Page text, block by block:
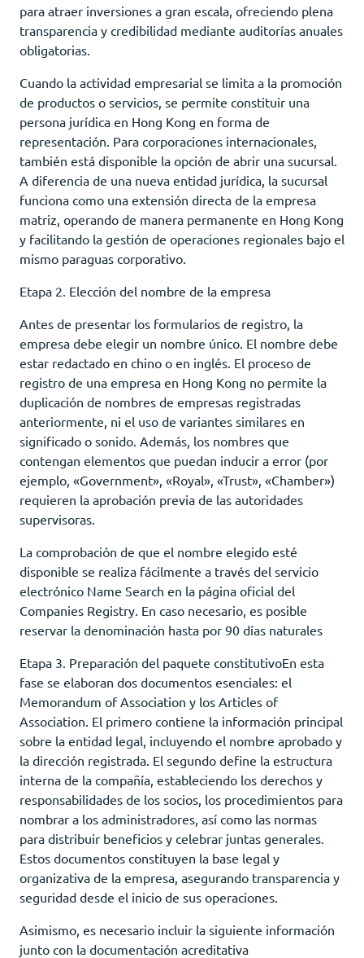
para atraer inversiones a gran escala, ofreciendo plena
transparencia y credibilidad mediante auditorías anuales
obligatorias.
Cuando la actividad empresarial se limita a la promoción
de productos o servicios, se permite constituir una
persona jurídica en Hong Kong en forma de
representación. Para corporaciones internacionales,
también está disponible la opción de abrir una sucursal.
A diferencia de una nueva entidad jurídica, la sucursal
funciona como una extensión directa de la empresa
matriz, operando de manera permanente en Hong Kong
y facilitando la gestión de operaciones regionales bajo el
mismo paraguas corporativo.
Etapa 2. Elección del nombre de la empresa
Antes de presentar los formularios de registro, la
empresa debe elegir un nombre único. El nombre debe
estar redactado en chino o en inglés. El proceso de
registro de una empresa en Hong Kong no permite la
duplicación de nombres de empresas registradas
anteriormente, ni el uso de variantes similares en
significado o sonido. Además, los nombres que
contengan elementos que puedan inducir a error (por
ejemplo, «Government», «Royal», «Trust», «Chamber»)
requieren la aprobación previa de las autoridades
supervisoras.
La comprobación de que el nombre elegido esté
disponible se realiza fácilmente a través del servicio
electrónico Name Search en la página oficial del
Companies Registry. En caso necesario, es posible
reservar la denominación hasta por 90 días naturales
Etapa 3. Preparación del paquete constitutivoEn esta
fase se elaboran dos documentos esenciales: el
Memorandum of Association y los Articles of
Association. El primero contiene la información principal
sobre la entidad legal, incluyendo el nombre aprobado y
la dirección registrada. El segundo define la estructura
interna de la compañía, estableciendo los derechos y
responsabilidades de los socios, los procedimientos para
nombrar a los administradores, así como las normas
para distribuir beneficios y celebrar juntas generales.
Estos documentos constituyen la base legal y
organizativa de la empresa, asegurando transparencia y
seguridad desde el inicio de sus operaciones.
Asimismo, es necesario incluir la siguiente información
junto con la documentación acreditativa